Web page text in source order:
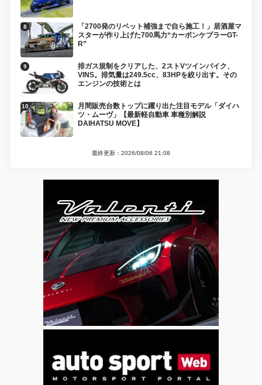
「2700発のリベット補強まで自ら施工！」居酒屋マ
スターが作り上げた700馬力“カーボンケブラーGT-
R”
排ガス規制をクリアした、2ストVツインバイク、
VINS。排気量は249.5cc、83HPを絞り出す。その
エンジンの技術とは
月間販売台数トップに躍り出た注目モデル「ダイハ
ツ・ムーヴ」【最新軽自動車 車種別解説
DAIHATSU MOVE】
最終更新：2026/08/06 21:08